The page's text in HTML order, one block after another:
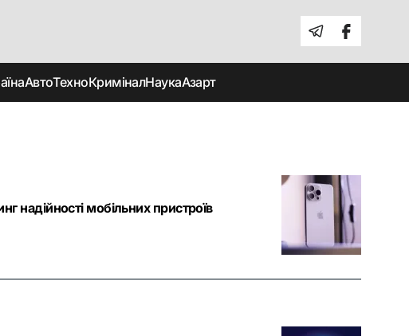
АвтоТехноКриміналНаукаАзарт
надійності мобільних пристроїв